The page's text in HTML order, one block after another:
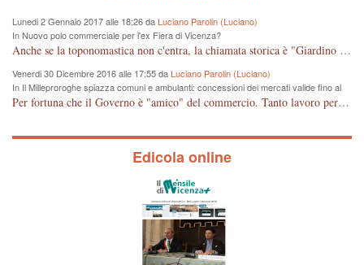
Lunedi 2 Gennaio 2017 alle 18:26 da Luciano Parolin (Luciano)
In Nuovo polo commerciale per l'ex Fiera di Vicenza?
Anche se la toponomastica non c'entra, la chiamata storica è "Giardino Salvi". Dal 1907 circa Proprietà Comunale e pertanto a mio giudizio "storico" il nome potrebbe essere cambiato in Giardino Comunale Goffredo Parise. Se poi vogliono farne un IPER mercato di cineserie varie (come se non ce ne fossero a sufficienza) vuol dire che: Mala Tempora Currunt. E' solo questione di schei? Amen.
Venerdi 30 Dicembre 2016 alle 17:55 da Luciano Parolin (Luciano)
In Il Milleproroghe spiazza comuni e ambulanti: concessioni dei mercati valide fino al
2020
Per fortuna che il Governo è "amico" del commercio. Tanto lavoro per nessun cambiamento. Tutto fermo sino al 2020. E' incomprensibile dice il Dirigente, figurarsi se il cittadino normale che legge e chiede di essere informato, può capire qualcosa. E' certo che, almeno per Vicenza, alcune situazioni contingenti devono essere riviste, vedi mercato di Viale Roma e altro, prima che la città UNESCO che si sta trasformando in città storico-artistico-turistica, diventi una casba tunisina! Capisco le esigenze delle imprese, ma a decidere dovrebbe essere la Città che ha eletto i suoi rappresentanti, invece ROMA, tra un rinvio ed un altro, arriva al 2020 senza aver cambiato Niente. Mala tempora currunt.
Edicola online